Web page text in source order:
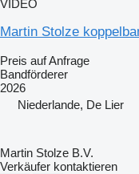
VIDEO
Martin Stolze
Preis auf Anfrage
Bandförderer
2026
Niederlande, De Lier
Martin Stolze B.V.
Verkäufer kontaktieren